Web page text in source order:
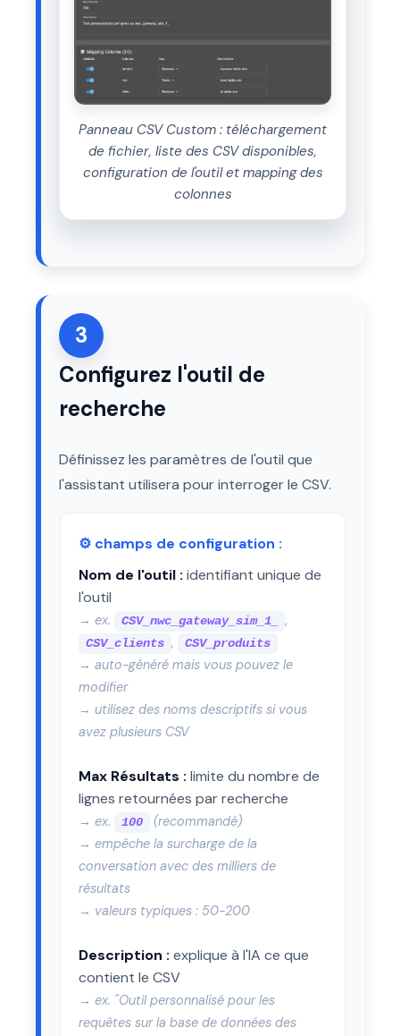
Panneau CSV Custom : téléchargement
de fichier, liste des CSV disponibles,
configuration de l'outil et mapping des
colonnes
3
Configurez l'outil de
recherche
Définissez les paramètres de l'outil que
l'assistant utilisera pour interroger le CSV.
⚙️ champs de configuration :
Nom de l'outil : identifiant unique de
l'outil
→ ex. CSV_nwc_gateway_sim_1_ ,
CSV_clients , CSV_produits
→ auto-généré mais vous pouvez le
modifier
→ utilisez des noms descriptifs si vous
avez plusieurs CSV
Max Résultats : limite du nombre de
lignes retournées par recherche
→ ex. 100
(recommandé)
→ empêche la surcharge de la
conversation avec des milliers de
résultats
→ valeurs typiques : 50-200
Description : explique à l'IA ce que
contient le CSV
→ ex. "Outil personnalisé pour les
requêtes sur la base de données des